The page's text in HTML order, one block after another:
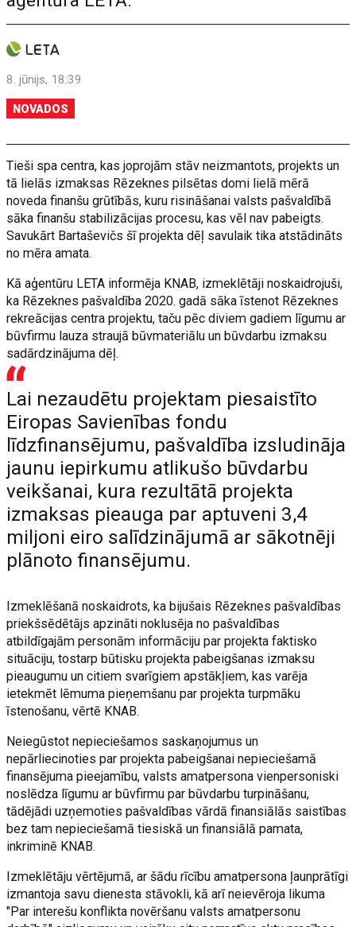
8. jūnijs, 18:39
NOVADOS
Tieši spa centra, kas joprojām stāv neizmantots, projekts un
tā lielās izmaksas Rēzeknes pilsētas domi lielā mērā
noveda finanšu grūtībās, kuru risināšanai valsts pašvaldībā
sāka finanšu stabilizācijas procesu, kas vēl nav pabeigts.
Savukārt Bartaševičs šī projekta dēļ savulaik tika atstādināts
no mēra amata.
Kā aģentūru LETA informēja KNAB, izmeklētāji noskaidrojuši,
ka Rēzeknes pašvaldība 2020. gadā sāka īstenot Rēzeknes
rekreācijas centra projektu, taču pēc diviem gadiem līgumu ar
būvfirmu lauza straujā būvmateriālu un būvdarbu izmaksu
sadārdzinājuma dēļ.
Lai nezaudētu projektam piesaistīto
Eiropas Savienības fondu
līdzfinansējumu, pašvaldība izsludināja
jaunu iepirkumu atlikušo būvdarbu
veikšanai, kura rezultātā projekta
izmaksas pieauga par aptuveni 3,4
miljoni eiro salīdzinājumā ar sākotnēji
plānoto finansējumu.
Izmeklēšanā noskaidrots, ka bijušais Rēzeknes pašvaldības
priekšsēdētājs apzināti noklusēja no pašvaldības
atbildīgajām personām informāciju par projekta faktisko
situāciju, tostarp būtisku projekta pabeigšanas izmaksu
pieaugumu un citiem svarīgiem apstākļiem, kas varēja
ietekmēt lēmuma pieņemšanu par projekta turpmāku
īstenošanu, vērtē KNAB.
Neiegūstot nepieciešamos saskaņojumus un
nepārliecinoties par projekta pabeigšanai nepieciešamā
finansējuma pieejamību, valsts amatpersona vienpersoniski
noslēdza līgumu ar būvfirmu par būvdarbu turpināšanu,
tādējādi uzņemoties pašvaldības vārdā finansiālās saistības
bez tam nepieciešamā tiesiskā un finansiālā pamata,
inkriminē KNAB.
Izmeklētāju vērtējumā, ar šādu rīcību amatpersona ļaunprātīgi
izmantoja savu dienesta stāvokli, kā arī neievēroja likuma
"Par interešu konflikta novēršanu valsts amatpersonu